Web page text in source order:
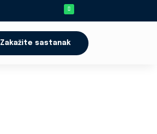
Zakažite sastanak